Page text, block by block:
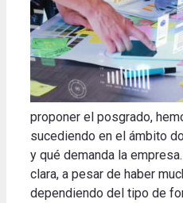
proponer el posgrado,
sucediendo en el ámbito
y qué demanda la
clara, a pesar de haber
dependiendo del tipo de